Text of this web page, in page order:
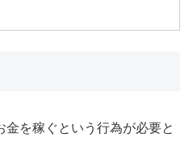
金を稼ぐという行為が必要と